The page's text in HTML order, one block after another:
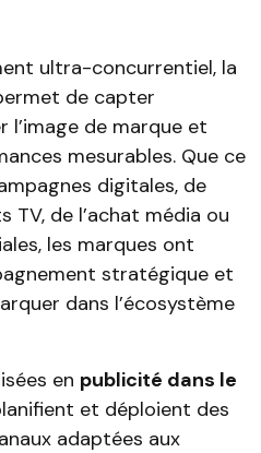
ultra-concurrentiel, la
de capter
l’image de marque et
mesurables. Que ce
digitales, de
TV, de l’achat média ou
les marques ont
stratégique et
dans l’écosystème
en publicité dans le
et déploient des
adaptées aux